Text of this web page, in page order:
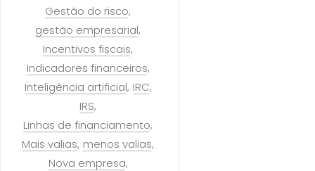
Gestão do risco
gestão empresarial
Incentivos fiscais
Indicadores financeiros
Inteligência artificial IRC
IRS
Linhas de financiamento
Mais valias menos valias
Nova empresa